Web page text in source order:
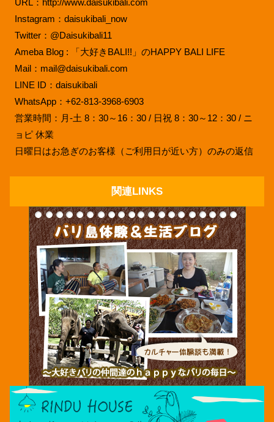
Instagram：daisukibali_now
Twitter：@Daisukibali11
Ameba Blog : 「大好きBALI!!」のHAPPY BALI LIFE
Mail：mail@daisukibali.com
LINE ID：daisukibali
WhatsApp：+62-813-3968-6903
営業時間：月-土 8：30～16：30 / 日祝 8：30～12：30 / ニ
ョピ 休業
日曜日はお急ぎのお客様（ご利用日が近い方）のみの返信
関連LINKS